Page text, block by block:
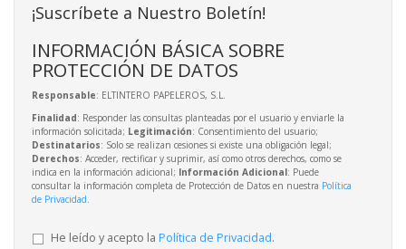
¡Suscríbete a Nuestro Boletín!
INFORMACIÓN BÁSICA SOBRE
PROTECCIÓN DE DATOS
Responsable: ELTINTERO PAPELEROS, S.L.
Finalidad: Responder las consultas planteadas por el usuario y enviarle la
información solicitada; Legitimación: Consentimiento del usuario;
Destinatarios: Solo se realizan cesiones si existe una obligación legal;
Derechos: Acceder, rectificar y suprimir, así como otros derechos, como se
indica en la información adicional; Información Adicional: Puede
consultar la información completa de Protección de Datos en nuestra Política
de Privacidad
He leído y acepto la Política de Privacidad.